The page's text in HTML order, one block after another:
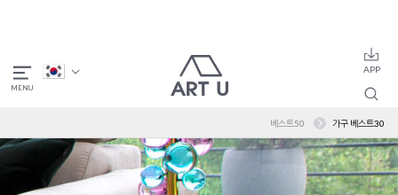
베스트50 가구 베스트30